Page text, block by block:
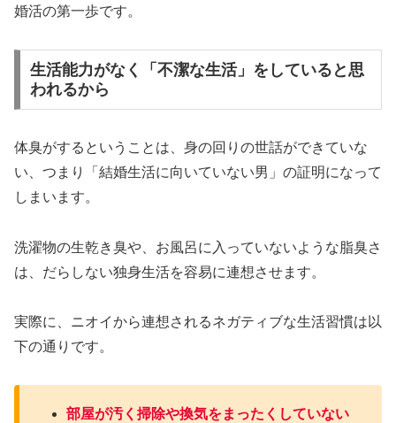
婚活の第一歩です。
生活能力がなく「不潔な生活」をしていると思
われるから
体臭がするということは、身の回りの世話ができていな
い、つまり「結婚生活に向いていない男」の証明になって
しまいます。
洗濯物の生乾き臭や、お風呂に入っていないような脂臭さ
は、だらしない独身生活を容易に連想させます。
実際に、ニオイから連想されるネガティブな生活習慣は以
下の通りです。
部屋が汚く掃除や換気をまったくしていない